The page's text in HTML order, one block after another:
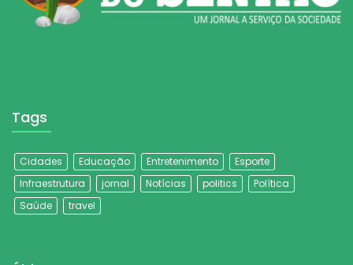
Tags
Cidades Educação Entretenimento
Esporte
Infraestrutura
jornal Notícias politics
Política
Saúde
travel